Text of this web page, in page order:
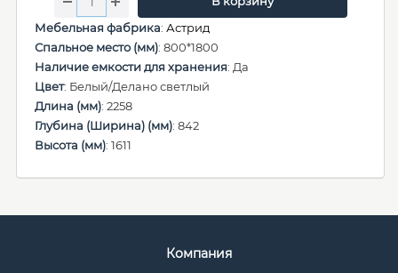
Мебельная фабрика: Астрид
Спальное место (мм): 800*1800
Наличие емкости для хранения: Да
Цвет: Белый/Делано светлый
Длина (мм): 2258
Глубина (Ширина) (мм): 842
Высота (мм): 1611
Компания